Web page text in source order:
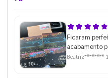
Ficaram
acabamento
Beatriz********